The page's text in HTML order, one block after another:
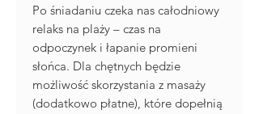
Po śniadaniu czeka nas całodniowy
relaks na plaży – czas na
odpoczynek i łapanie promieni
słońca. Dla chętnych będzie
możliwość skorzystania z masaży
(dodatkowo płatne), które dopełnią